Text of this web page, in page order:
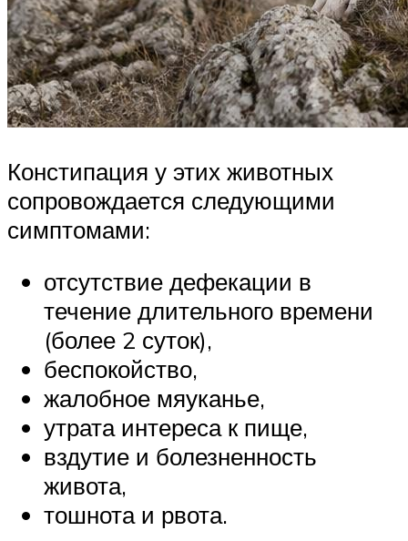
Констипация у этих животных
сопровождается следующими
симптомами:
отсутствие дефекации в
течение длительного времени
(более 2 суток),
беспокойство,
жалобное мяуканье,
утрата интереса к пище,
вздутие и болезненность
живота,
тошнота и рвота.